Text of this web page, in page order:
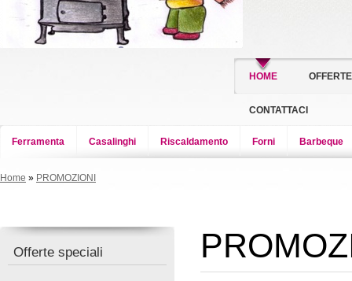
HOME
CONTATTACI
Ferramenta Casalinghi Riscaldamento Forni Barbeque
Home » PROMOZIONI
Offerte speciali